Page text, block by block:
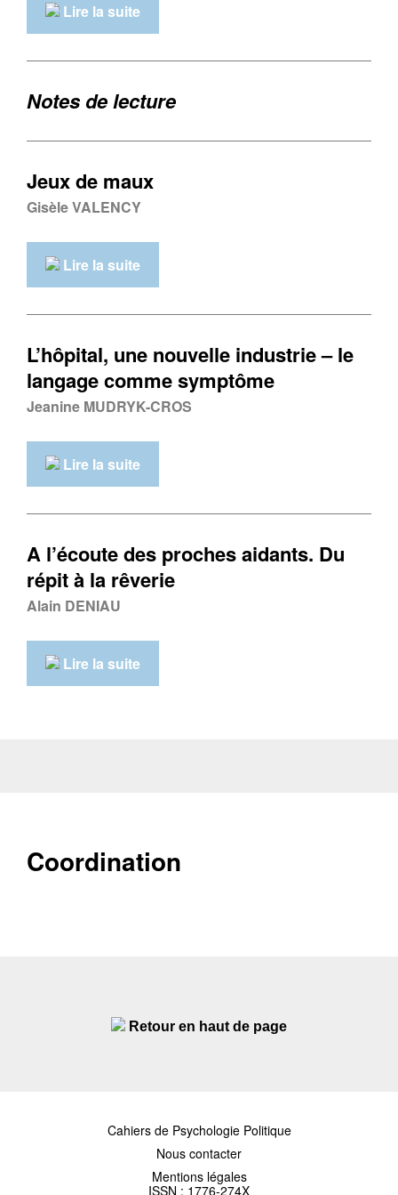
Lire la suite
Notes de lecture
Jeux de maux
Gisèle VALENCY
Lire la suite
L’hôpital, une nouvelle industrie – le
langage comme symptôme
Jeanine MUDRYK-CROS
Lire la suite
A l’écoute des proches aidants. Du
répit à la rêverie
Alain DENIAU
Lire la suite
Coordination
Retour en haut de page
Cahiers de Psychologie Politique
Nous contacter
Mentions légales
ISSN : 1776-274X